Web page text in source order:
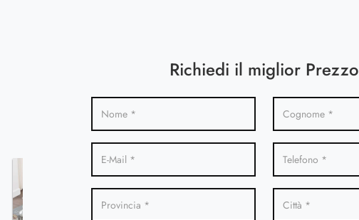
Richiedi il miglior Prezzo